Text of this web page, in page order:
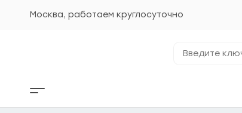
Москва, работаем круглосуточно
ключевые
Кнопка
бокового